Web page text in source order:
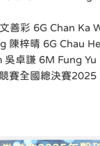
善彩 6G Chan Ka
陳梓晴 6G Chau
吳卓謙 6M Fung Yu
賽全國總決賽2025